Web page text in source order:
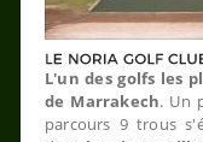
L'un des golfs les
de Marrakech. Un
parcours 9 trous